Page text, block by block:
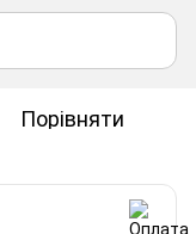
Порівняти